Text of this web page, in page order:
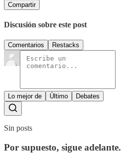
Compartir
Discusión sobre este post
Comentarios Restacks
Lo mejor de Último Debates
Sin posts
Por supuesto, sigue adelante.